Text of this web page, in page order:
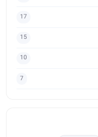
17
15
10
7